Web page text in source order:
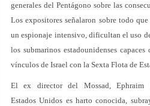
generales del Pentágono sobre las
Los expositores señalaron sobre todo
un espionaje intensivo, dificultan el uso
los submarinos estadounidenses
vínculos de Israel con la Sexta Flota de
El ex director del Mossad, Ephraim
Estados Unidos es harto conocida,